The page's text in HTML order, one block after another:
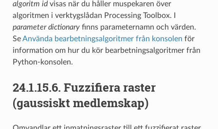
algoritm idvisas när du håller muspekaren över
algoritmen i verktygslådan Processing Toolbox. I
parameter dictionaryfinns parameternamn och värden.
SeAnvända bearbetningsalgoritmer från konsolen för
information om hur du kör bearbetningsalgoritmer från
Python-konsolen.
24.1.15.6. Fuzzifiera raster
(gaussiskt medlemskap)